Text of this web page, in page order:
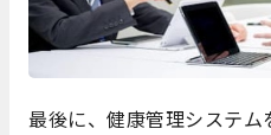
最後に、健康管理システ